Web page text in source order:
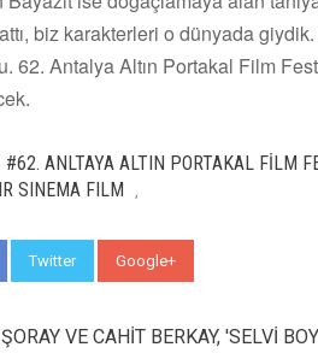
biz karakterleri o dünyada
62. Antalya Altın Portakal Film
#62. ANLTAYA ALTIN PORTAKAL FİLM
SINEMA FILM
Twitter Google+
VE CAHİT BERKAY, 'SELVİ